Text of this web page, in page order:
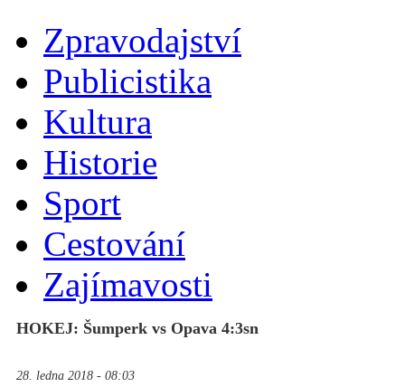
Zpravodajství
Publicistika
Kultura
Historie
Sport
Cestování
Zajímavosti
HOKEJ: Šumperk vs Opava 4:3sn
28. ledna 2018 - 08:03